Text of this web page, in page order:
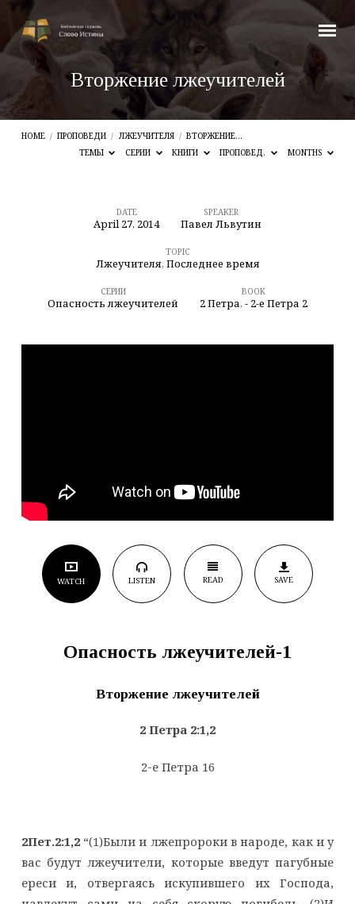
Вторжение лжеучителей
HOME / ПРОПОВЕДИ / ЛЖЕУЧИТЕЛЯ / ВТОРЖЕНИЕ…
ТЕМЫ
СЕРИИ КНИГИ ПРОПОВЕД. MONTHS
Вторжение
лжеучителей
DATE
April 27, 2014
SPEAKER
Павел Львутин
TOPIC
Лжеучителя, Последнее время
СЕРИИ
Опасность лжеучителей
BOOK
2 Петра, - 2-е Петра 2
WATCH LISTEN READ SAVE
Опасность лжеучителей-1
Вторжение лжеучителей
2 Петра 2:1,2
2-е Петра 16
2Пет.2:1,2“(1)Были и лжепророки в народе, как и у
вас будут лжеучители, которые введут пагубные
ереси и, отвергаясь искупившего их Господа,